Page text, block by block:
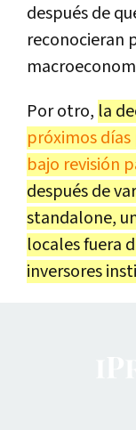
después de
reconocieran
Por otro, la
próximos
bajo revisión
después de
standalone,
locales fuera
inversores